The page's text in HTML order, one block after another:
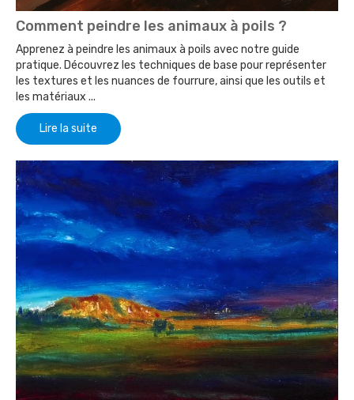
Comment peindre les animaux à poils ?
Apprenez à peindre les animaux à poils avec notre guide
pratique. Découvrez les techniques de base pour représenter
les textures et les nuances de fourrure, ainsi que les outils et
les matériaux ...
Lire la suite